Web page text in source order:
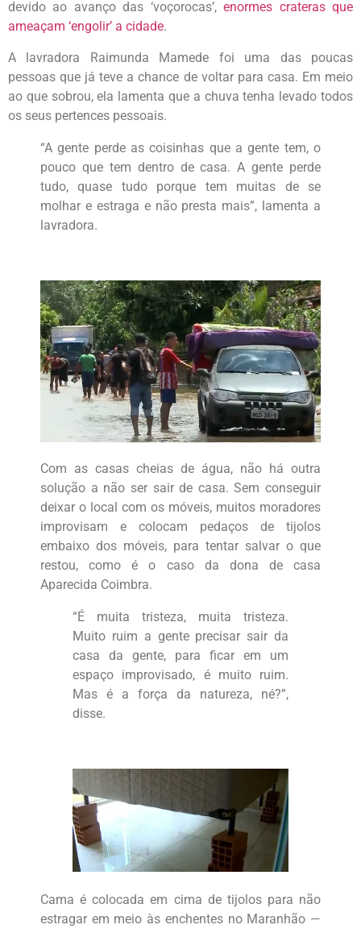
devido ao avanço das ‘voçorocas’,enormes crateras que
ameaçam ‘engolir’ a cidade.
A lavradora Raimunda Mamede foi uma das poucas
pessoas que já teve a chance de voltar para casa. Em meio
ao que sobrou, ela lamenta que a chuva tenha levado todos
os seus pertences pessoais.
“A gente perde as coisinhas que a gente tem, o
pouco que tem dentro de casa. A gente perde
tudo, quase tudo porque tem muitas de se
molhar e estraga e não presta mais”, lamenta a
lavradora.
Com as casas cheias de água, não há outra
solução a não ser sair de casa. Sem conseguir
deixar o local com os móveis, muitos moradores
improvisam e colocam pedaços de tijolos
embaixo dos móveis, para tentar salvar o que
restou, como é o caso da dona de casa
Aparecida Coimbra.
“É muita tristeza, muita tristeza.
Muito ruim a gente precisar sair da
casa da gente, para ficar em um
espaço improvisado, é muito ruim.
Mas é a força da natureza, né?”,
disse.
Cama é colocada em cima de tijolos para não
estragar em meio às enchentes no Maranhão —